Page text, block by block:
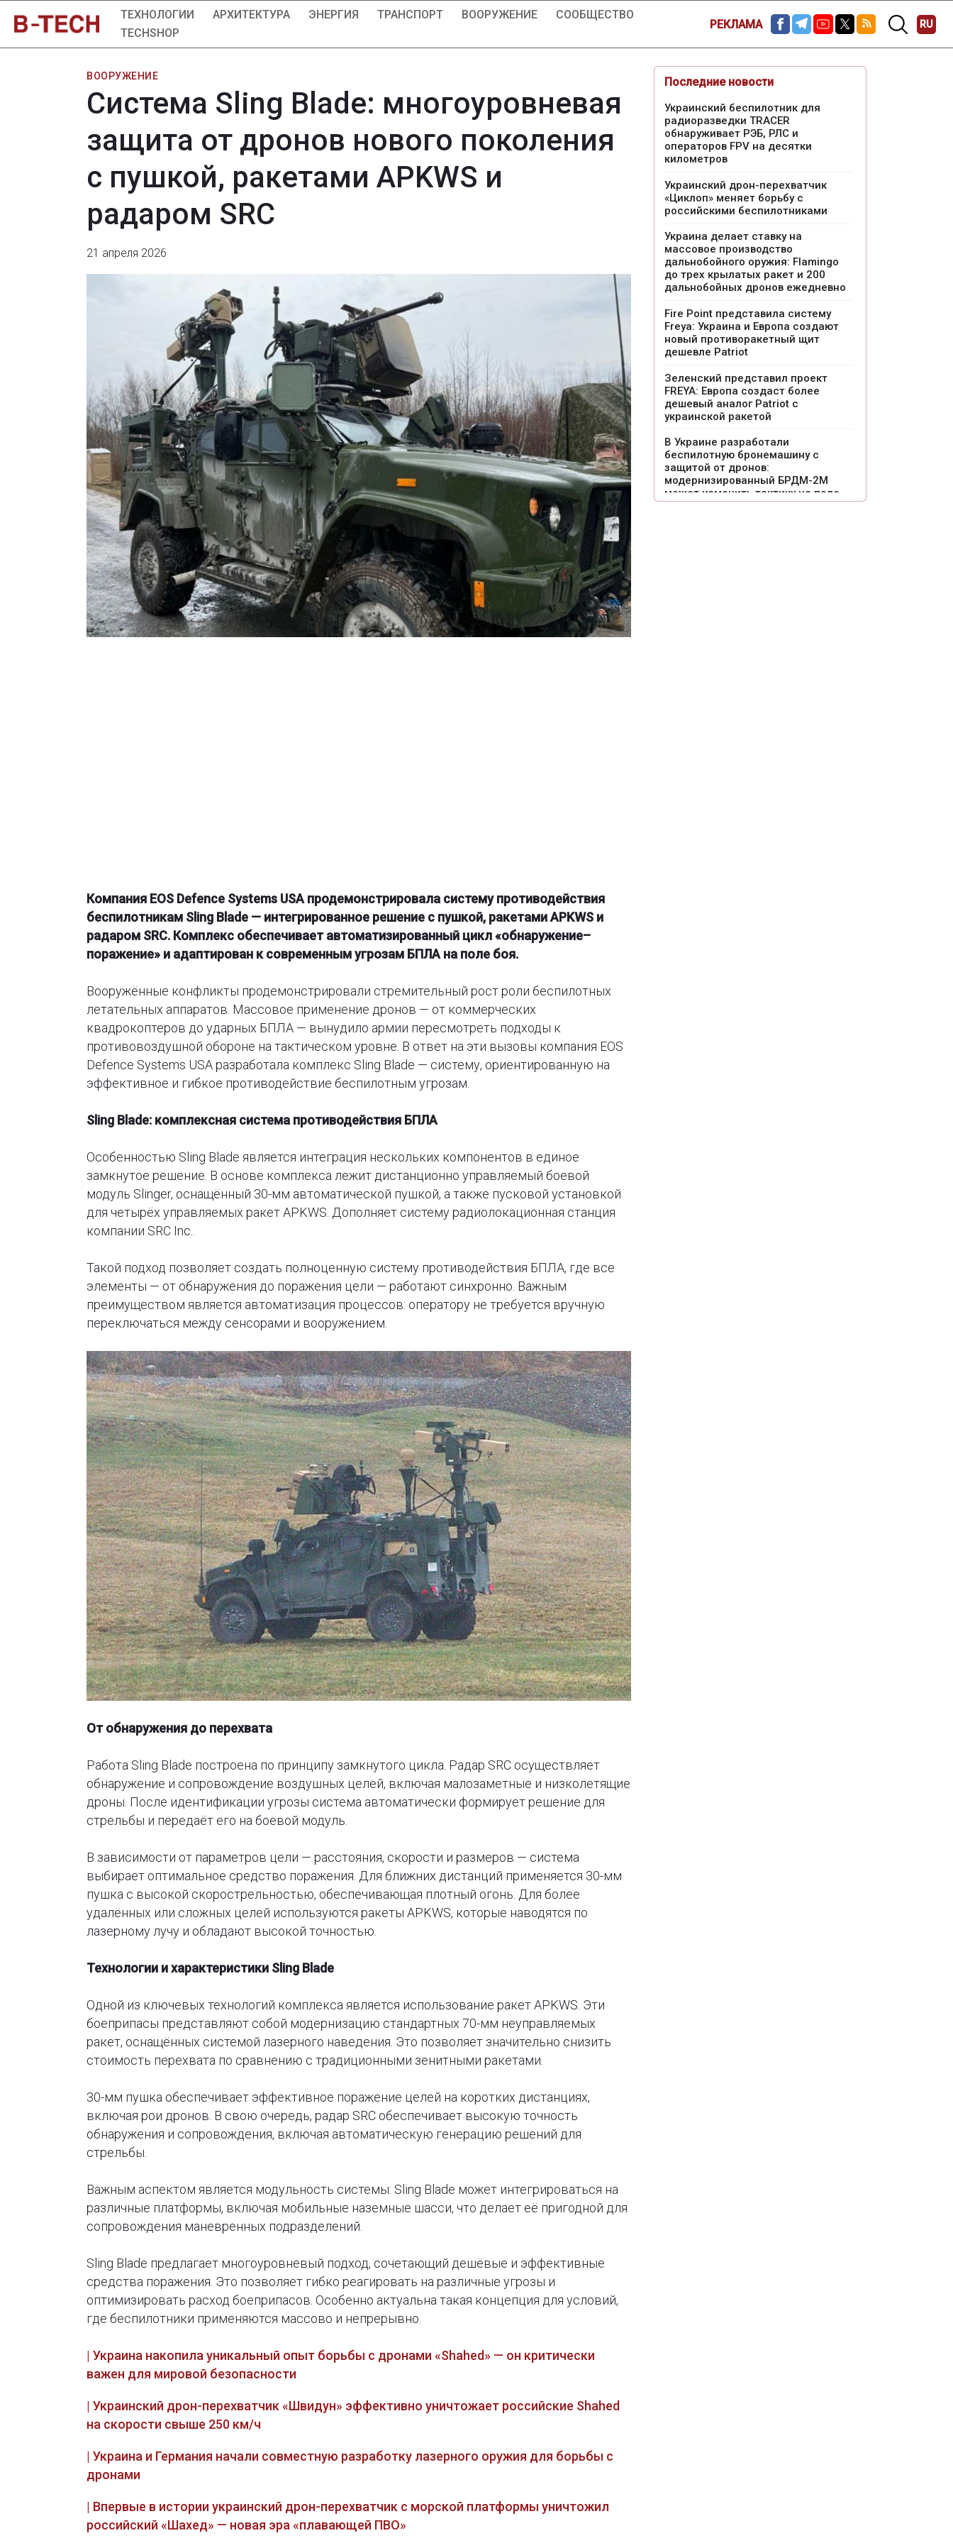
ТЕХНОЛОГИИ АРХИТЕКТУРА ЭНЕРГИЯ ТРАНСПОРТ ВООРУЖЕНИЕ
СООБЩЕСТВО
TECHSHOP
РЕКЛАМА RU
ВООРУЖЕНИЕ
Система Sling Blade: многоуровневая
защита от дронов нового поколения
с пушкой, ракетами APKWS и
радаром SRC
21 апреля 2026
Компания EOS Defence Systems USA продемонстрировала систему противодействия
беспилотникам Sling Blade — интегрированное решение с пушкой, ракетами APKWS и
радаром SRC. Комплекс обеспечивает автоматизированный цикл «обнаружение–
поражение» и адаптирован к современным угрозам БПЛА на поле боя.
Вооружённые конфликты продемонстрировали стремительный рост роли беспилотных
летательных аппаратов. Массовое применение дронов — от коммерческих
квадрокоптеров до ударных БПЛА — вынудило армии пересмотреть подходы к
противовоздушной обороне на тактическом уровне. В ответ на эти вызовы компания EOS
Defence Systems USA разработала комплекс Sling Blade — систему, ориентированную на
эффективное и гибкое противодействие беспилотным угрозам.
Sling Blade: комплексная система противодействия БПЛА
Особенностью Sling Blade является интеграция нескольких компонентов в единое
замкнутое решение. В основе комплекса лежит дистанционно управляемый боевой
модуль Slinger, оснащённый 30-мм автоматической пушкой, а также пусковой установкой
для четырёх управляемых ракет APKWS. Дополняет систему радиолокационная станция
компании SRC Inc..
Такой подход позволяет создать полноценную систему противодействия БПЛА, где все
элементы — от обнаружения до поражения цели — работают синхронно. Важным
преимуществом является автоматизация процессов: оператору не требуется вручную
переключаться между сенсорами и вооружением.
От обнаружения до перехвата
Работа Sling Blade построена по принципу замкнутого цикла. Радар SRC осуществляет
обнаружение и сопровождение воздушных целей, включая малозаметные и низколетящие
дроны. После идентификации угрозы система автоматически формирует решение для
стрельбы и передаёт его на боевой модуль.
В зависимости от параметров цели — расстояния, скорости и размеров — система
выбирает оптимальное средство поражения. Для ближних дистанций применяется 30-мм
пушка с высокой скорострельностью, обеспечивающая плотный огонь. Для более
удалённых или сложных целей используются ракеты APKWS, которые наводятся по
лазерному лучу и обладают высокой точностью.
Технологии и характеристики Sling Blade
Одной из ключевых технологий комплекса является использование ракет APKWS. Эти
боеприпасы представляют собой модернизацию стандартных 70-мм неуправляемых
ракет, оснащённых системой лазерного наведения. Это позволяет значительно снизить
стоимость перехвата по сравнению с традиционными зенитными ракетами.
30-мм пушка обеспечивает эффективное поражение целей на коротких дистанциях,
включая рои дронов. В свою очередь, радар SRC обеспечивает высокую точность
обнаружения и сопровождения, включая автоматическую генерацию решений для
стрельбы.
Важным аспектом является модульность системы: Sling Blade может интегрироваться на
различные платформы, включая мобильные наземные шасси, что делает её пригодной для
сопровождения маневренных подразделений.
Sling Blade предлагает многоуровневый подход, сочетающий дешёвые и эффективные
средства поражения. Это позволяет гибко реагировать на различные угрозы и
оптимизировать расход боеприпасов. Особенно актуальна такая концепция для условий,
где беспилотники применяются массово и непрерывно.
| Украина накопила уникальный опыт борьбы с дронами «Shahed» — он критически
важен для мировой безопасности
| Украинский дрон-перехватчик «Швидун» эффективно уничтожает российские Shahed
на скорости свыше 250 км/ч
| Украина и Германия начали совместную разработку лазерного оружия для борьбы с
дронами
| Впервые в истории украинский дрон-перехватчик с морской платформы уничтожил
российский «Шахед» — новая эра «плавающей ПВО»
Последние новости
Украинский беспилотник для
радиоразведки TRACER
обнаруживает РЭБ, РЛС и
операторов FPV на десятки
километров
Украинский дрон-перехватчик
«Циклоп» меняет борьбу с
российскими беспилотниками
Украина делает ставку на
массовое производство
дальнобойного оружия: Flamingo
до трех крылатых ракет и 200
дальнобойных дронов ежедневно
Fire Point представила систему
Freya: Украина и Европа создают
новый противоракетный щит
дешевле Patriot
Зеленский представил проект
FREYA: Европа создаст более
дешевый аналог Patriot с
украинской ракетой
В Украине разработали
беспилотную бронемашину с
защитой от дронов:
модернизированный БРДМ-2М
может изменить тактику на поле
боя